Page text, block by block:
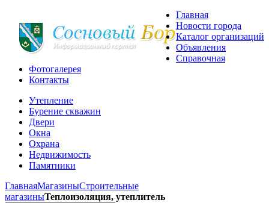
Главная
Новости города
Каталог организаций
Объявления
Справочная
Фотогалерея
Контакты
Утепление
Бурение скважин
Двери
Окна
Охрана
Недвижимость
Памятники
ГлавнаяМагазиныСтроительные
магазиныТеплоизоляция, утеплитель